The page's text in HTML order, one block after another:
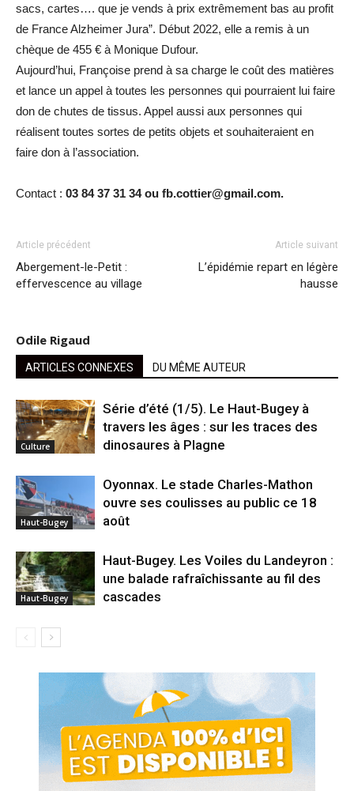
sacs, cartes…. que je vends à prix extrêmement bas au profit
de France Alzheimer Jura”. Début 2022, elle a remis à un
chèque de 455 € à Monique Dufour.
Aujourd’hui, Françoise prend à sa charge le coût des matières
et lance un appel à toutes les personnes qui pourraient lui faire
don de chutes de tissus. Appel aussi aux personnes qui
réalisent toutes sortes de petits objets et souhaiteraient en
faire don à l’association.
Contact : 03 84 37 31 34 ou fb.cottier@gmail.com.
Article précédent
Abergement-le-Petit :
effervescence au village
Article suivant
L’épidémie repart en légère
hausse
Odile Rigaud
ARTICLES CONNEXES DU MÊME AUTEUR
Culture
Série d’été (1/5). Le Haut-Bugey à
travers les âges : sur les traces des
dinosaures à Plagne
Haut-Bugey
Oyonnax. Le stade Charles-Mathon
ouvre ses coulisses au public ce 18
août
Haut-Bugey
Haut-Bugey. Les Voiles du Landeyron :
une balade rafraîchissante au fil des
cascades